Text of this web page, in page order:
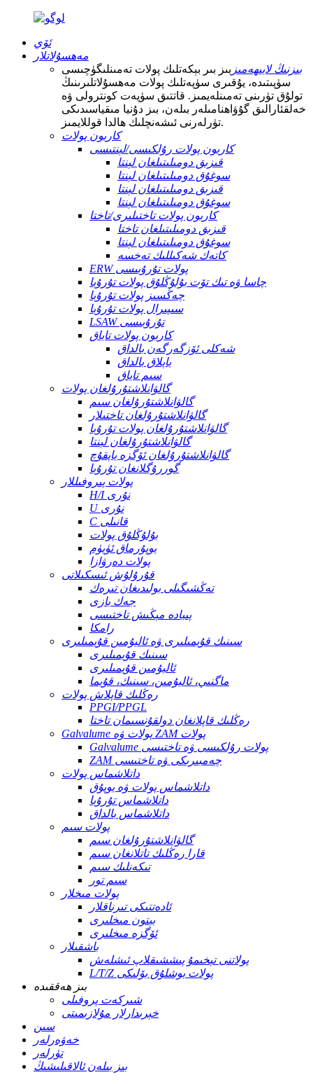
ئۆي
مەھسۇلاتلار
بىزنىڭ لايىھەمىز بىز بىر بېكەتلىك پولات تەمىنلىگۈچىسى
سۈپىتىدە، يۇقىرى سۈپەتلىك پولات مەھسۇلاتلىرىنىڭ
تولۇق تۈرىنى تەمىنلەيمىز. قاتتىق سۈپەت كونترولى ۋە
خەلقئارالىق گۇۋاھنامىلەر بىلەن، بىز دۇنيا مىقياسىدىكى
تۈرلەرنى ئىشەنچلىك ھالدا قوللايمىز.
كاربون پولات
كاربون پولات رۇلكىسى/لېنتىسى
قىزىق دومىلىتىلغان لېنتا
سوغۇق دومىلىتىلغان لېنتا
قىزىق دومىلىتىلغان لېنتا
سوغۇق دومىلىتىلغان لېنتا
كاربون پولات تاختىلىرى/تاختا
قىزىق دومىلىتىلغان تاختا
سوغۇق دومىلىتىلغان لېنتا
كاتەك شەكىللىك تەخسە
ERW پولات تۇرۇبىسى
چاسا ۋە تىك تۆت بۇلۇڭلۇق پولات تۇرۇبا
چەڭسىز پولات تۇرۇبا
سىپىرال پولات تۇرۇبا
LSAW تۇرۇبىسى
كاربون پولات تاياق
شەكلى ئۆزگەرگەن بالداق
ياپلاق بالداق
سىم تاياق
گالۋانلاشتۇرۇلغان پولات
گالۋانلاشتۇرۇلغان سىم
گالۋانلاشتۇرۇلغان تاختىلار
گالۋانلاشتۇرۇلغان پولات تۇرۇبا
گالۋانلاشتۇرۇلغان لېنتا
گالۋانلاشتۇرۇلغان ئۆگزە ياپقۇچ
گوررۇگلانغان تۇرۇبا
پولات پىروفىللار
H/I نۇرى
U نۇرى
C قانىلى
بۇلۇڭلۇق پولات
يوپۇرماق ئۈيۈم
پولات دەرۋازا
قۇرۇلۇش ئىسكىلاتى
تەڭشىگىلى بولىدىغان تىرەك
جەك بازى
پىيادە مېڭىش تاختىسى
رامكا
سىنىك قۇيمىلىرى ۋە ئاليۇمىن قۇيمىلىرى
سىنىك قۇيمىلىرى
ئاليۇمىن قۇيمىلىرى
ماگنىي، ئاليۇمىن، سىنىك، قۇيما
رەڭلىك قاپلاش پولات
PPGI/PPGL
رەڭلىك قاپلانغان دولقۇنسىمان تاختا
Galvalume پولات ۋە ZAM پولات
Galvalume پولات رۇلكىسى ۋە تاختىسى
ZAM چەمبىرىكى ۋە تاختىسى
داتلاشماس پولات
داتلاشماس پولات ۋە يوپۇق
داتلاشماس تۇرۇبا
داتلاشماس بالداق
پولات سىم
گالۋانلاشتۇرۇلغان سىم
قارا رەڭلىك تاتلانغان سىم
تىكەنلىك سىم
سىم تور
پولات مىخلار
ئادەتتىكى تىرناقلار
بېتون مىخلىرى
ئۆگزە مىخلىرى
باشقىلار
پولاتنى تېخىمۇ پىششىقلاپ ئىشلەش
L/T/Z پولات بوشلۇق بۆلىكى
بىز ھەققىدە
شىركەت پروفىلى
خېرىدارلار مۇلازىمىتى
سىن
خەۋەرلەر
تۈرلەر
بىز بىلەن ئالاقىلىشىڭ